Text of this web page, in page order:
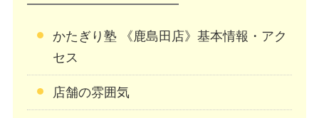
かたぎり塾 《鹿島田店》基本情報・アク
セス
店舗の雰囲気